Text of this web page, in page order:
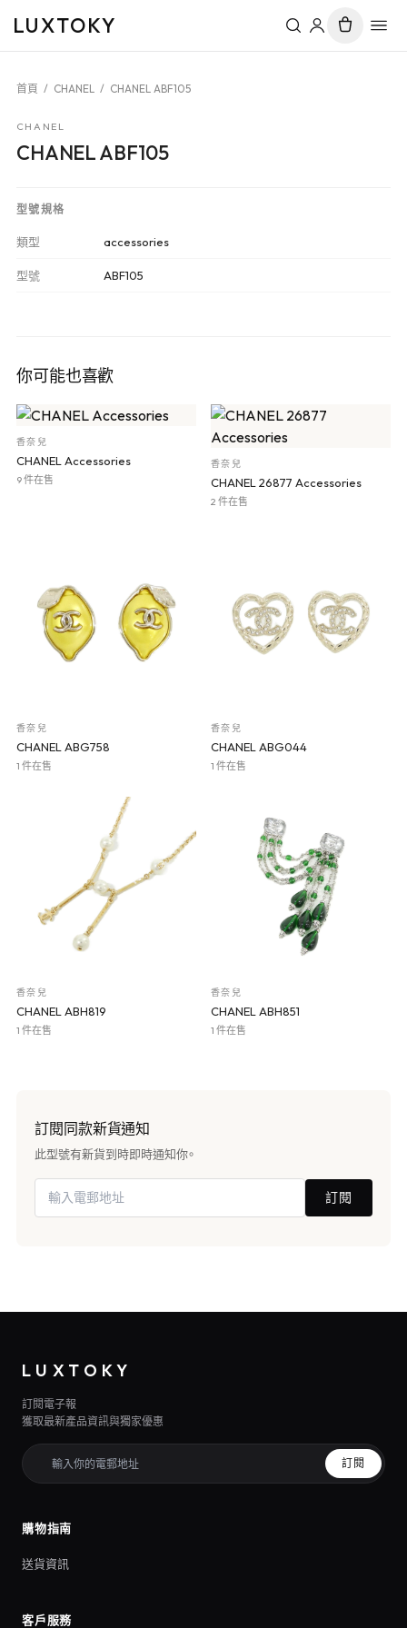
LUXTOKY
首頁 / CHANEL / CHANEL ABF105
CHANEL
CHANEL ABF105
型號規格
類型 accessories
型號 ABF105
你可能也喜歡
香奈兒
CHANEL Accessories
9 件在售
香奈兒
CHANEL 26877 Accessories
2 件在售
香奈兒
CHANEL ABG758
1 件在售
香奈兒
CHANEL ABG044
1 件在售
香奈兒
CHANEL ABH819
1 件在售
香奈兒
CHANEL ABH851
1 件在售
訂閱同款新貨通知
此型號有新貨到時即時通知你。
訂閱
LUXTOKY
訂閱電子報
獲取最新產品資訊與獨家優惠
訂閱
購物指南
送貨資訊
客戶服務